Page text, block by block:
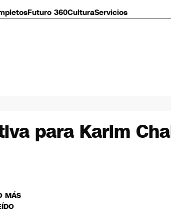
Futuro 360CulturaServicios
para Karim
MÁS